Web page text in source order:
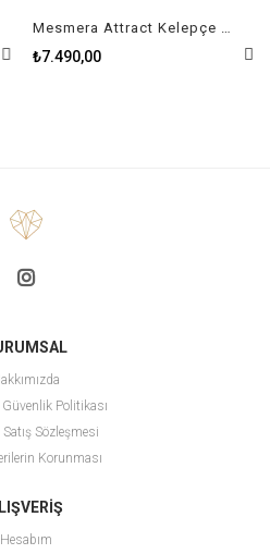
Mesmera Attract Kelepçe Karışık kesimler, Beyaz, Rodyum kaplama Size L
₺7.490,00
Politikası
Sözleşmesi
Korunması
Hesabım